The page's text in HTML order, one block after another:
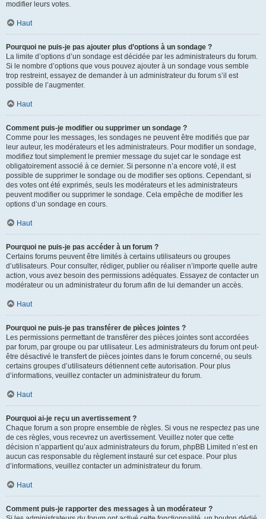
modifier leurs votes.
Haut
Pourquoi ne puis-je pas ajouter plus d’options à un sondage ?
La limite d’options d’un sondage est décidée par les administrateurs du forum.
Si le nombre d’options que vous pouvez ajouter à un sondage vous semble
trop restreint, essayez de demander à un administrateur du forum s’il est
possible de l’augmenter.
Haut
Comment puis-je modifier ou supprimer un sondage ?
Comme pour les messages, les sondages ne peuvent être modifiés que par
leur auteur, les modérateurs et les administrateurs. Pour modifier un sondage,
modifiez tout simplement le premier message du sujet car le sondage est
obligatoirement associé à ce dernier. Si personne n’a encore voté, il est
possible de supprimer le sondage ou de modifier ses options. Cependant, si
des votes ont été exprimés, seuls les modérateurs et les administrateurs
peuvent modifier ou supprimer le sondage. Cela empêche de modifier les
options d’un sondage en cours.
Haut
Pourquoi ne puis-je pas accéder à un forum ?
Certains forums peuvent être limités à certains utilisateurs ou groupes
d’utilisateurs. Pour consulter, rédiger, publier ou réaliser n’importe quelle autre
action, vous avez besoin des permissions adéquates. Essayez de contacter un
modérateur ou un administrateur du forum afin de lui demander un accès.
Haut
Pourquoi ne puis-je pas transférer de pièces jointes ?
Les permissions permettant de transférer des pièces jointes sont accordées
par forum, par groupe ou par utilisateur. Les administrateurs du forum ont peut-
être désactivé le transfert de pièces jointes dans le forum concerné, ou seuls
certains groupes d’utilisateurs détiennent cette autorisation. Pour plus
d’informations, veuillez contacter un administrateur du forum.
Haut
Pourquoi ai-je reçu un avertissement ?
Chaque forum a son propre ensemble de règles. Si vous ne respectez pas une
de ces règles, vous recevrez un avertissement. Veuillez noter que cette
décision n’appartient qu’aux administrateurs du forum, phpBB Limited n’est en
aucun cas responsable du règlement instauré sur cet espace. Pour plus
d’informations, veuillez contacter un administrateur du forum.
Haut
Comment puis-je rapporter des messages à un modérateur ?